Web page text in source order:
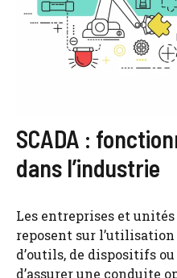
SCADA :
dans l’industrie
Les entreprises et
reposent sur
d’outils, de dispositifs
d’assurer une conduite